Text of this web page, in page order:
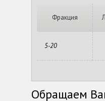
Фракция
5-20
Обращаем